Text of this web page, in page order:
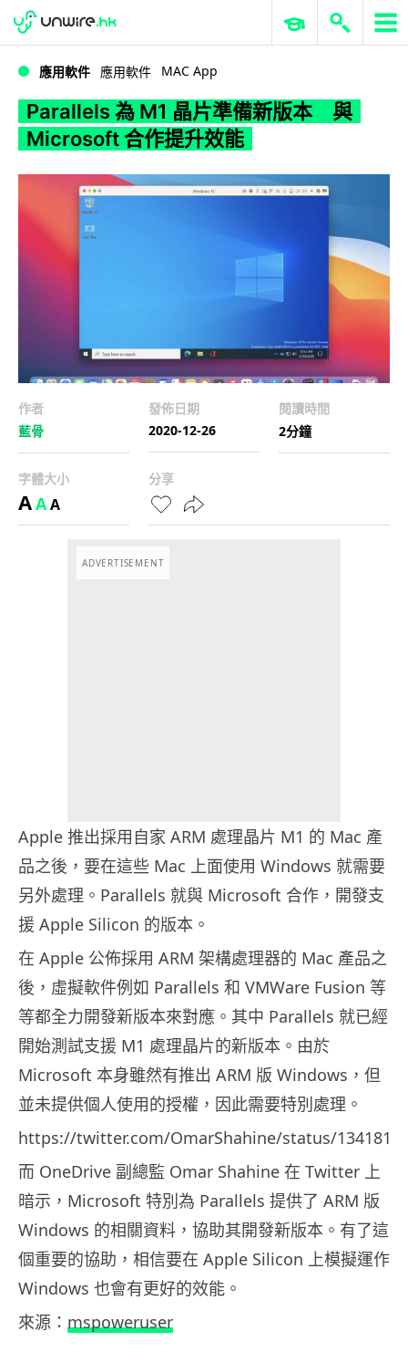
WWDC 2026 ERP 與商業 AI
應用軟件 應用軟件 MAC App
Parallels 為 M1 晶片準備新版本 與
Microsoft 合作提升效能
作者
藍骨
發佈日期
2020-12-26
閱讀時間
2分鐘
字體大小
AAA
分享
ADVERTISEMENT
Apple 推出採用自家 ARM 處理晶片 M1 的 Mac 產
品之後，要在這些 Mac 上面使用 Windows 就需要
另外處理。Parallels 就與 Microsoft 合作，開發支
援 Apple Silicon 的版本。
在 Apple 公佈採用 ARM 架構處理器的 Mac 產品之
後，虛擬軟件例如 Parallels 和 VMWare Fusion 等
等都全力開發新版本來對應。其中 Parallels 就已經
開始測試支援 M1 處理晶片的新版本。由於
Microsoft 本身雖然有推出 ARM 版 Windows，但
並未提供個人使用的授權，因此需要特別處理。
https://twitter.com/OmarShahine/status/
而 OneDrive 副總監 Omar Shahine 在 Twitter 上
暗示，Microsoft 特別為 Parallels 提供了 ARM 版
Windows 的相關資料，協助其開發新版本。有了這
個重要的協助，相信要在 Apple Silicon 上模擬運作
Windows 也會有更好的效能。
來源： mspoweruser